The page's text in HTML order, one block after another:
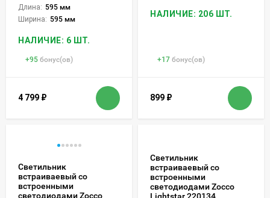
Длина: 595 мм
Ширина: 595 мм
НАЛИЧИЕ: 6 ШТ.
+95 бонус(ов)
4 799 ₽
НАЛИЧИЕ: 206 ШТ.
+17 бонус(ов)
899 ₽
Светильник
встраиваевый со
встроенными
светодиодами Zocco
Светильник
встраиваевый со
встроенными
светодиодами Zocco
Lightstar 220134